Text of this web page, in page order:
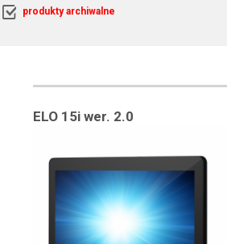
produkty archiwalne
ELO 15i wer. 2.0